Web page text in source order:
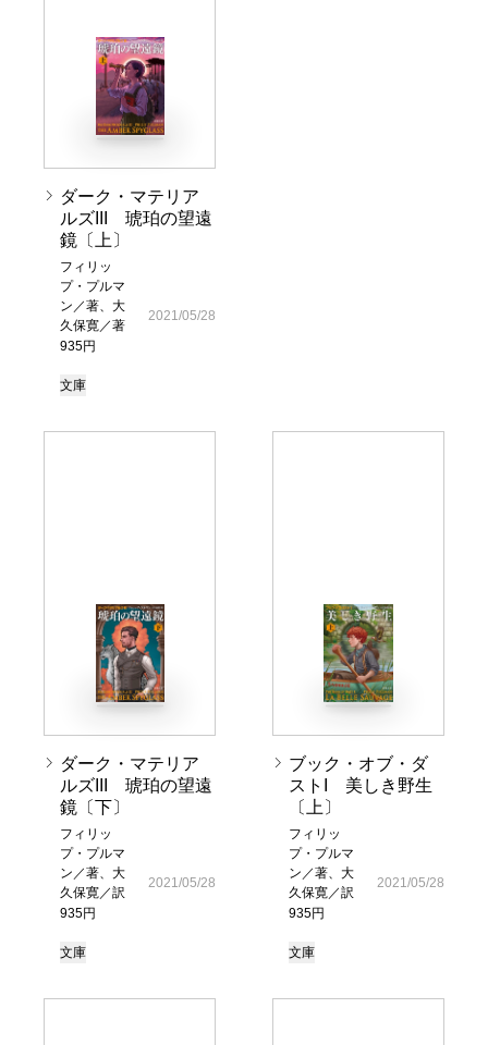
ダーク・マテリア
ルズIII 琥珀の望遠
鏡〔上〕
フィリッ
プ・プルマ
ン／著、大
久保寛／著
935円
2021/05/28
文庫
ダーク・マテリア
ルズIII 琥珀の望遠
鏡〔下〕
フィリッ
プ・プルマ
ン／著、大
久保寛／訳
935円
2021/05/28
文庫
ブック・オブ・ダ
ストI 美しき野生
〔上〕
フィリッ
プ・プルマ
ン／著、大
久保寛／訳
935円
2021/05/28
文庫